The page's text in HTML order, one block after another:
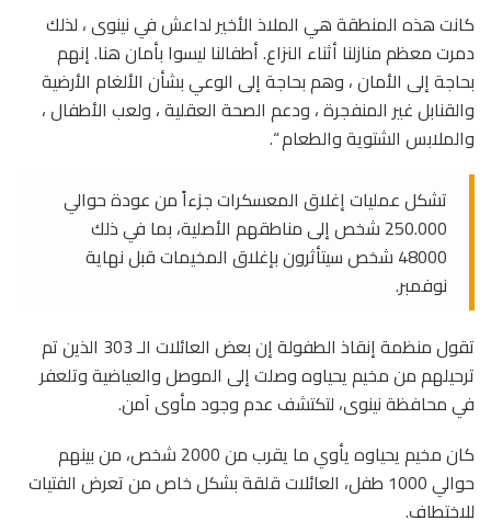
كانت هذه المنطقة هي الملاذ الأخير لداعش في نينوى ، لذلك
دمرت معظم منازلنا أثناء النزاع. أطفالنا ليسوا بأمان هنا. إنهم
بحاجة إلى الأمان ، وهم بحاجة إلى الوعي بشأن الألغام الأرضية
والقنابل غير المنفجرة ، ودعم الصحة العقلية ، ولعب الأطفال ،
والملابس الشتوية والطعام “.
تشكل عمليات إغلاق المعسكرات جزءاً من عودة حوالي
250.000 شخص إلى مناطقهم الأصلية، بما في ذلك
48000 شخص سيتأثرون بإغلاق المخيمات قبل نهاية
نوفمبر.
تقول منظمة إنقاذ الطفولة إن بعض العائلات الـ 303 الذين تم
ترحيلهم من مخيم يحياوه وصلت إلى الموصل والعياضية وتلعفر
في محافظة نينوى، لتكتشف عدم وجود مأوى آمن.
كان مخيم يحياوه يأوي ما يقرب من 2000 شخص، من بينهم
حوالي 1000 طفل، العائلات قلقة بشكل خاص من تعرض الفتيات
للاختطاف.